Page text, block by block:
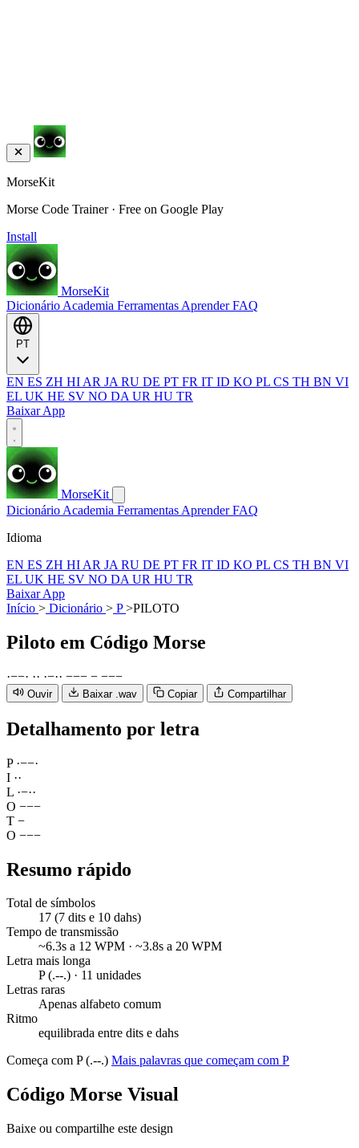
MorseKit
Morse Code Trainer · Free on Google Play
Install
MorseKit
Dicionário Academia Ferramentas AprenderFAQ
EN ES ZH HI AR JA RU DE PT FR IT ID KO PL CS TH BN VI
EL UK HE SV NO DA UR HU TR
Baixar App
MorseKit
Dicionário Academia Ferramentas AprenderFAQ
Idioma
EN ES ZH HI AR JA RU DE PT FR IT ID KO PL CS TH BN VI
EL UK HE SV NO DA UR HU TR
Baixar App
Início > Dicionário > P>PILOTO
Piloto em Código Morse
·−−· ·· ·−·· −−− − −−−
Ouvir Baixar .wav Copiar Compartilhar
Detalhamento por letra
P ·−−·
I ··
L ·−··
O −−−
T −
O −−−
Resumo rápido
Total de símbolos
17 (7 dits e 10 dahs)
Tempo de transmissão
~6.3s a 12 WPM · ~3.8s a 20 WPM
Letra mais longa
P (.--.) · 11 unidades
Letras raras
Apenas alfabeto comum
Ritmo
equilibrada entre dits e dahs
Começa com P (.--.) Mais palavras que começam com P
Código Morse Visual
Baixe ou compartilhe este design